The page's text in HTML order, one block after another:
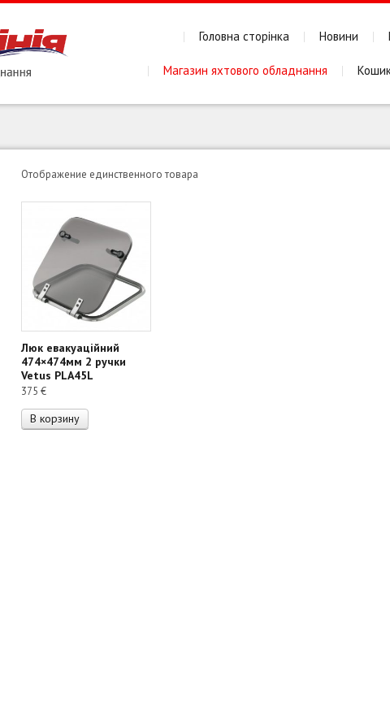
Головна сторінка Новини
Магазин яхтового обладнання
Отображение единственного товара
Люк евакуаційний
474×474мм 2 ручки
Vetus PLA45L
375 €
В корзину